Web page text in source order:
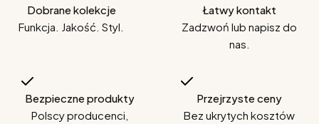
Dobrane kolekcje
Funkcja. Jakość. Styl.
Łatwy kontakt
Zadzwoń lub napisz do
nas.
Bezpieczne produkty
Polscy producenci,
Przejrzyste ceny
Bez ukrytych kosztów